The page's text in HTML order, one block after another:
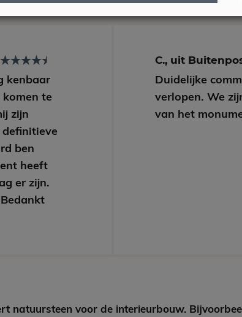
kenbaar
te
zijn
ben
heeft
er zijn.
C., uit
Duidelijke
verlopen. We
van het
natuursteen voor de interieurbouw.